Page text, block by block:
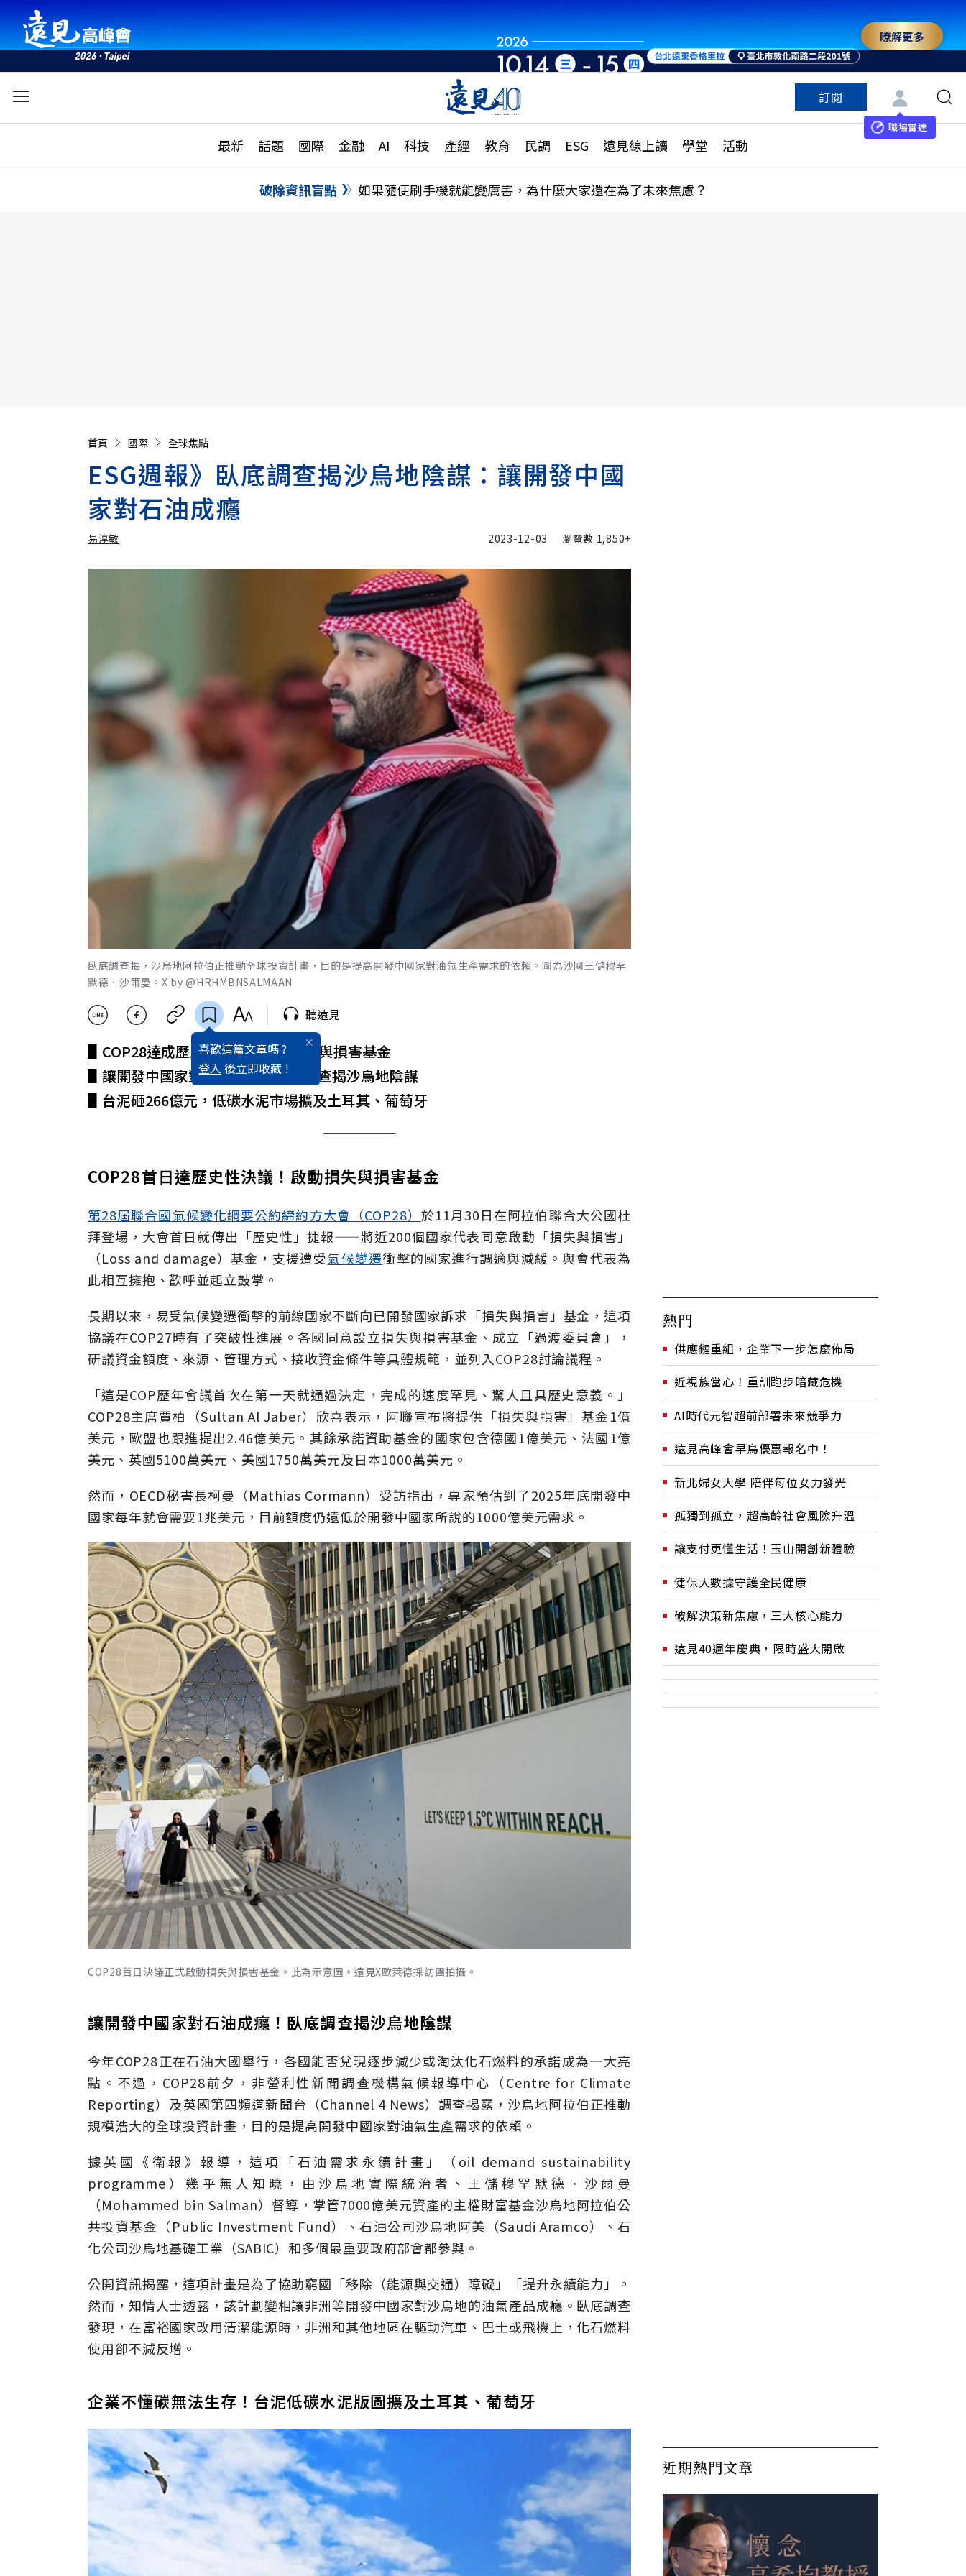
世界重組・洞見未來 與世界領袖同行
瞭解更多
訂閱
職場雷達
最新 話題 國際 金融 AI 科技 產經 教育 民調 ESG 遠見線上讀 學堂 活動
活動
話題
國際
特輯
大學升學、職涯攻略
縣市施政調查全解析
更多訂閱方案
特色頻道
破除資訊盲點 如果隨便刷手機就能變厲害，為什麼大家還在為了未來焦慮？
首頁 國際 全球焦點
ESG週報》臥底調查揭沙烏地陰謀：讓開發中國
家對石油成癮
易淳敏 2023-12-03 瀏覽數 1,850+
臥底調查揭，沙烏地阿拉伯正推動全球投資計畫，目的是提高開發中國家對油氣生產需求的依賴。圖為沙國王儲穆罕
默德．沙爾曼。X by @HRHMBNSALMAAN
喜歡這篇文章嗎 ?
登入 後立即收藏 !
聽遠見
▋COP28達成歷史性決議！啟動損失與損害基金
▋讓開發中國家對石油成癮！臥底調查揭沙烏地陰謀
▋台泥砸266億元，低碳水泥市場擴及土耳其、葡萄牙
COP28首日達歷史性決議！啟動損失與損害基金
第28屆聯合國氣候變化綱要公約締約方大會（COP28） 於11月30日在阿拉伯聯合大公國杜
拜登場，大會首日就傳出「歷史性」捷報——將近200個國家代表同意啟動「損失與損害」
（Loss and damage）基金，支援遭受氣候變遷衝擊的國家進行調適與減緩。與會代表為
此相互擁抱、歡呼並起立鼓掌。
長期以來，易受氣候變遷衝擊的前線國家不斷向已開發國家訴求「損失與損害」基金，這項
協議在COP27時有了突破性進展。各國同意設立損失與損害基金、成立「過渡委員會」，
研議資金額度、來源、管理方式、接收資金條件等具體規範，並列入COP28討論議程。
「這是COP歷年會議首次在第一天就通過決定，完成的速度罕見、驚人且具歷史意義。」
COP28主席賈柏（Sultan Al Jaber）欣喜表示，阿聯宣布將提供「損失與損害」基金1億
美元，歐盟也跟進提出2.46億美元。其餘承諾資助基金的國家包含德國1億美元、法國1億
美元、英國5100萬美元、美國1750萬美元及日本1000萬美元。
然而，OECD秘書長柯曼（Mathias Cormann）受訪指出，專家預估到了2025年底開發中
國家每年就會需要1兆美元，目前額度仍遠低於開發中國家所說的1000億美元需求。
COP28首日決議正式啟動損失與損害基金。此為示意圖。遠見X歐萊德採訪團拍攝。
讓開發中國家對石油成癮！臥底調查揭沙烏地陰謀
今年COP28正在石油大國舉行，各國能否兌現逐步減少或淘汰化石燃料的承諾成為一大亮
點。不過，COP28前夕，非營利性新聞調查機構氣候報導中心（Centre for Climate
Reporting）及英國第四頻道新聞台（Channel 4 News）調查揭露，沙烏地阿拉伯正推動
規模浩大的全球投資計畫，目的是提高開發中國家對油氣生產需求的依賴。
據英國《衛報》報導，這項「石油需求永續計畫」（oil demand sustainability
programme）幾乎無人知曉，由沙烏地實際統治者、王儲穆罕默德．沙爾曼
（Mohammed bin Salman）督導，掌管7000億美元資產的主權財富基金沙烏地阿拉伯公
共投資基金（Public Investment Fund）、石油公司沙烏地阿美（Saudi Aramco）、石
化公司沙烏地基礎工業（SABIC）和多個最重要政府部會都參與。
公開資訊揭露，這項計畫是為了協助窮國「移除（能源與交通）障礙」「提升永續能力」。
然而，知情人士透露，該計劃變相讓非洲等開發中國家對沙烏地的油氣產品成癮。臥底調查
發現，在富裕國家改用清潔能源時，非洲和其他地區在驅動汽車、巴士或飛機上，化石燃料
使用卻不減反增。
企業不懂碳無法生存！台泥低碳水泥版圖擴及土耳其、葡萄牙
熱門
供應鏈重組，企業下一步怎麼佈局
近視族當心！重訓跑步暗藏危機
AI時代元智超前部署未來競爭力
遠見高峰會早鳥優惠報名中！
新北婦女大學 陪伴每位女力發光
孤獨到孤立，超高齡社會風險升溫
讓支付更懂生活！玉山開創新體驗
健保大數據守護全民健康
破解決策新焦慮，三大核心能力
遠見40週年慶典，限時盛大開啟
近期熱門文章